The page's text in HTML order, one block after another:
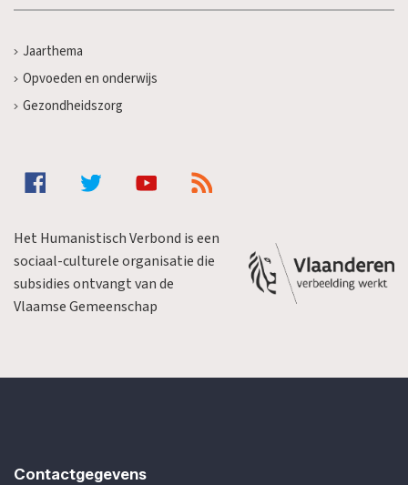
Jaarthema
Opvoeden en onderwijs
Gezondheidszorg
Het Humanistisch Verbond is een
sociaal-culturele organisatie die
subsidies ontvangt van de
Vlaamse Gemeenschap
Contactgegevens